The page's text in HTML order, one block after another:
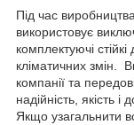
Під час
використовує
комплектуючі
кліматичних змін.
компанії та
надійність, якість і
Якщо узагальнити